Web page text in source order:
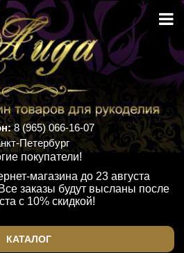
8 (965) 066-16-07
Петербург
покупатели!
магазина до 23 августа
заказы будут высланы после
с 10% скидкой!
КАТАЛОГ